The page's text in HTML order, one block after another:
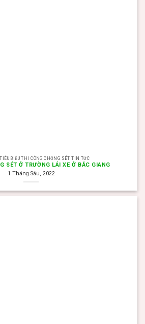
BIỂU THI CÔNG CHỐNG SÉT TIN TỨC
SÉT Ở TRƯỜNG LÁI XE Ở BẮC GIANG
1 Tháng Sáu, 2022